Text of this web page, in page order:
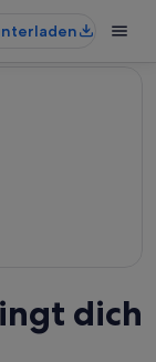
dich